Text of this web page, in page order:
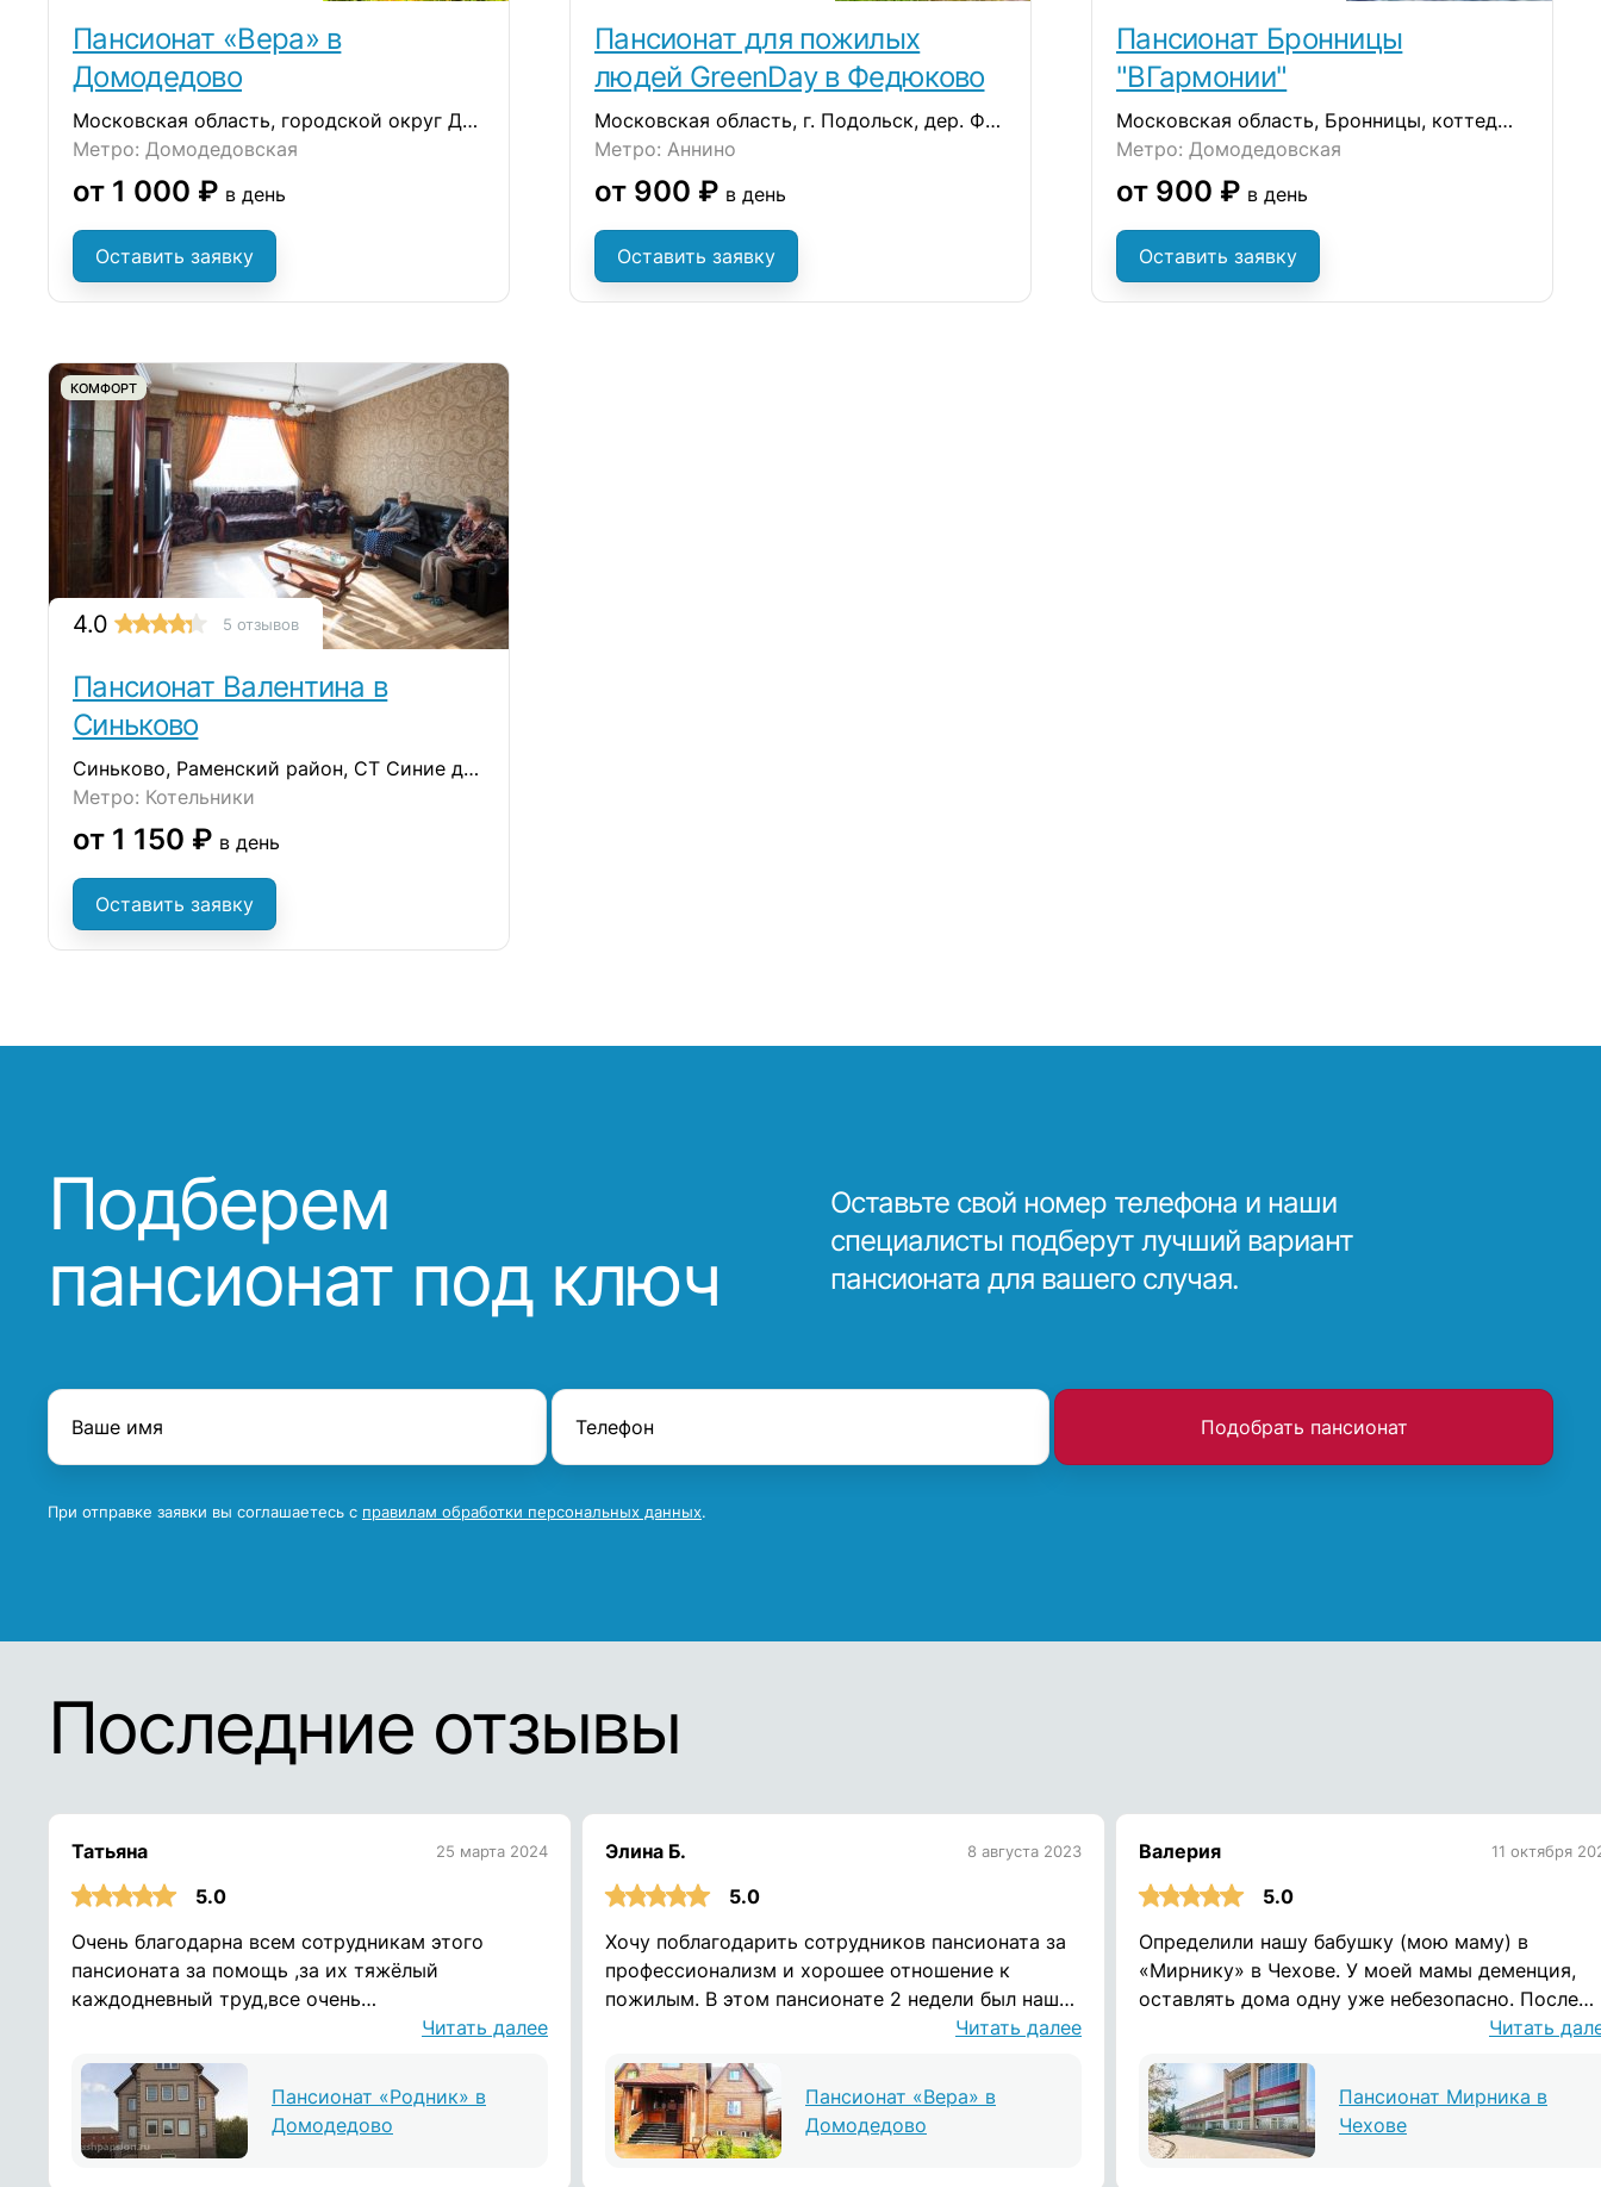
Пансионат «Вера» в
Домодедово
Московская область, городской округ Домодедово, село Ям, улица Школьная, 38
Метро: Домодедовская
от 1 000 ₽ в день
Оставить заявку
Пансионат для пожилых
людей GreenDay в Федюково
Московская область, г. Подольск, дер. Федюково, ул. Зеленая
Метро: Аннино
от 900 ₽ в день
Оставить заявку
Пансионат Бронницы
"ВГармонии"
Московская область, Бронницы, коттеджный посёлок Бронницы, 40
Метро: Домодедовская
от 900 ₽ в день
Оставить заявку
КОМФОРТ
4.0 5 отзывов
Пансионат Валентина в
Синьково
Синьково, Раменский район, СТ Синие дали, д.15Л
Метро: Котельники
от 1 150 ₽ в день
Оставить заявку
Подберем
пансионат под ключ
Оставьте свой номер телефона и наши
специалисты подберут лучший вариант
пансионата для вашего случая.
Подобрать пансионат
При отправке заявки вы соглашаетесь с правилам обработки персональных данных.
Последние отзывы
Татьяна 25 марта 2024
5.0
Очень благодарна всем сотрудникам этого
пансионата за помощь ,за их тяжёлый
каждодневный труд,все очень
доброжелательные и душевные люди!дай Бог им
Читать далее
Пансионат «Родник» в
Домодедово
Элина Б. 8 августа 2023
5.0
Хочу поблагодарить сотрудников пансионата за
профессионализм и хорошее отношение к
пожилым. В этом пансионате 2 недели был наш
дедушка. Условия проживания хорошие,
понравилось, с радостью вспоминает время
проведённое здесь. Спасибо.
Читать далее
Пансионат «Вера» в
Домодедово
Валерия 11 октября
5.0
Определили нашу бабушку (мою маму) в
«Мирнику» в Чехове. У моей мамы деменция,
оставлять дома одну уже небезопасно. После
того как она ушла из дома и потерялась (к
сиделками, мы решили подобрать ей пансионат.
В Чехове большой пансионат, как санаторий,
после ремонта, номера с санузлами, что
Читать
Пансионат Мирника в
Чехове